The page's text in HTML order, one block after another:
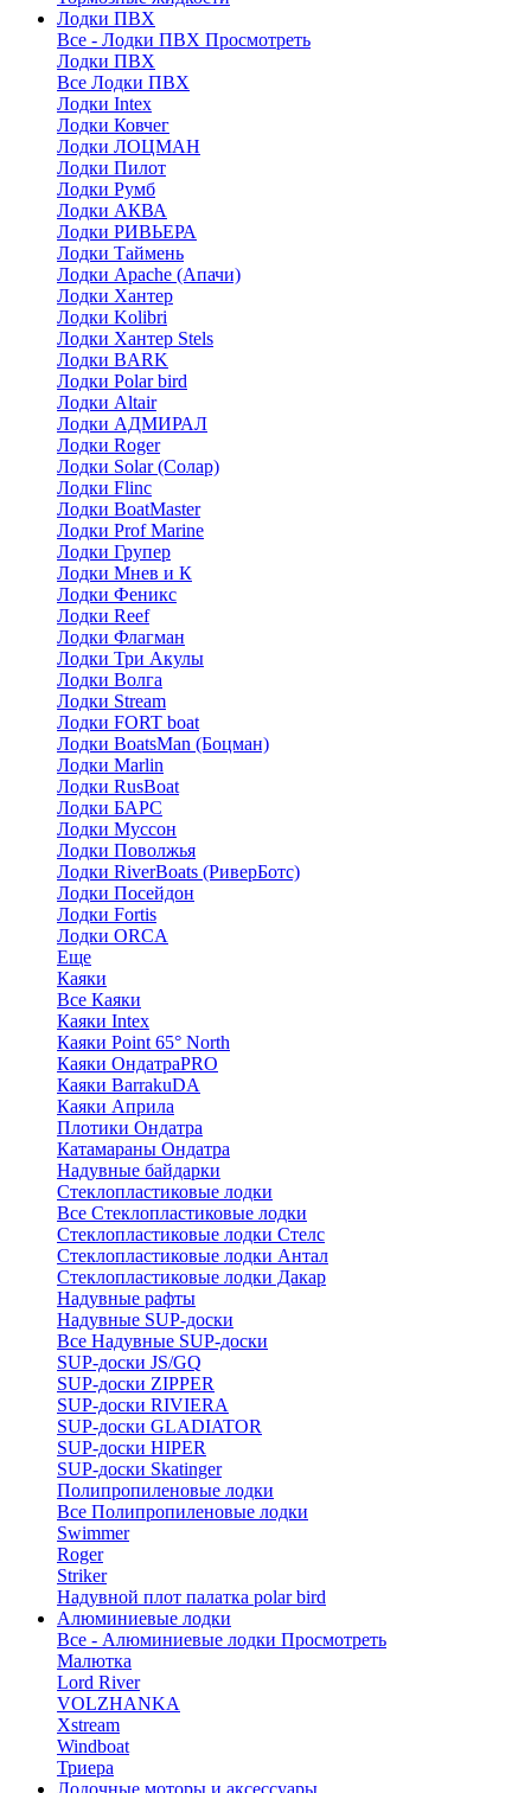
Лодки ПВХ
Все - Лодки ПВХ Просмотреть
Лодки ПВХ
Все Лодки ПВХ
Лодки Intex
Лодки Ковчег
Лодки ЛОЦМАН
Лодки Пилот
Лодки Румб
Лодки АКВА
Лодки РИВЬЕРА
Лодки Таймень
Лодки Apache (Апачи)
Лодки Хантер
Лодки Kolibri
Лодки Хантер Stels
Лодки BARK
Лодки Polar bird
Лодки Altair
Лодки АДМИРАЛ
Лодки Roger
Лодки Solar (Солар)
Лодки Flinc
Лодки BoatMaster
Лодки Prof Marine
Лодки Групер
Лодки Мнев и К
Лодки Феникс
Лодки Reef
Лодки Флагман
Лодки Три Акулы
Лодки Волга
Лодки Stream
Лодки FORT boat
Лодки BoatsMan (Боцман)
Лодки Marlin
Лодки RusBoat
Лодки БАРС
Лодки Муссон
Лодки Поволжья
Лодки RiverBoats (РиверБотс)
Лодки Посейдон
Лодки Fortis
Лодки ORCA
Еще
Каяки
Все Каяки
Каяки Intex
Каяки Point 65° North
Каяки ОндатраPRO
Каяки BarrakuDA
Каяки Априла
Плотики Ондатра
Катамараны Ондатра
Надувные байдарки
Стеклопластиковые лодки
Все Стеклопластиковые лодки
Стеклопластиковые лодки Стелс
Стеклопластиковые лодки Антал
Стеклопластиковые лодки Дакар
Надувные рафты
Надувные SUP-доски
Все Надувные SUP-доски
SUP-доски JS/GQ
SUP-доски ZIPPER
SUP-доски RIVIERA
SUP-доски GLADIATOR
SUP-доски HIPER
SUP-доски Skatinger
Полипропиленовые лодки
Все Полипропиленовые лодки
Swimmer
Roger
Striker
Надувной плот палатка polar bird
Алюминиевые лодки
Все - Алюминиевые лодки Просмотреть
Малютка
Lord River
VOLZHANKA
Xstream
Windboat
Триера
Лодочные моторы и аксессуары